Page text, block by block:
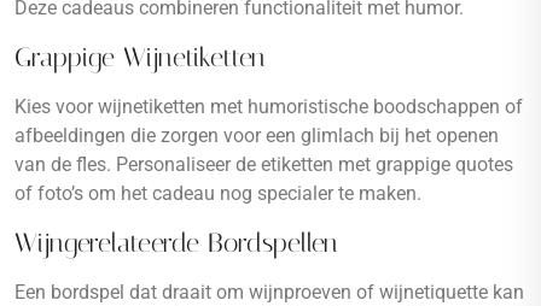
Deze cadeaus combineren functionaliteit met humor.
Grappige Wijnetiketten
Kies voor wijnetiketten met humoristische boodschappen of
afbeeldingen die zorgen voor een glimlach bij het openen
van de fles. Personaliseer de etiketten met grappige quotes
of foto’s om het cadeau nog specialer te maken.
Wijngerelateerde Bordspellen
Een bordspel dat draait om wijnproeven of wijnetiquette kan